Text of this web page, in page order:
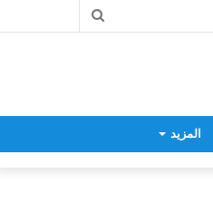
بحث
المزيد